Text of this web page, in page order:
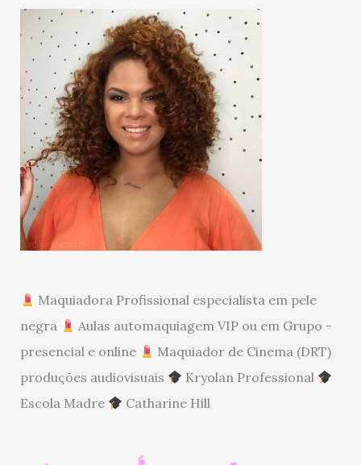
Maquiadora Profissional especialista em pele
negra
Aulas automaquiagem VIP ou em Grupo -
presencial e online
Maquiador de Cinema (DRT)
produções audiovisuais
Kryolan Professional
Escola Madre
Catharine Hill